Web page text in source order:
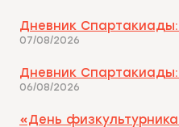
Дневник
07/08/2026
Дневник Спартакиады:
06/08/2026
«День